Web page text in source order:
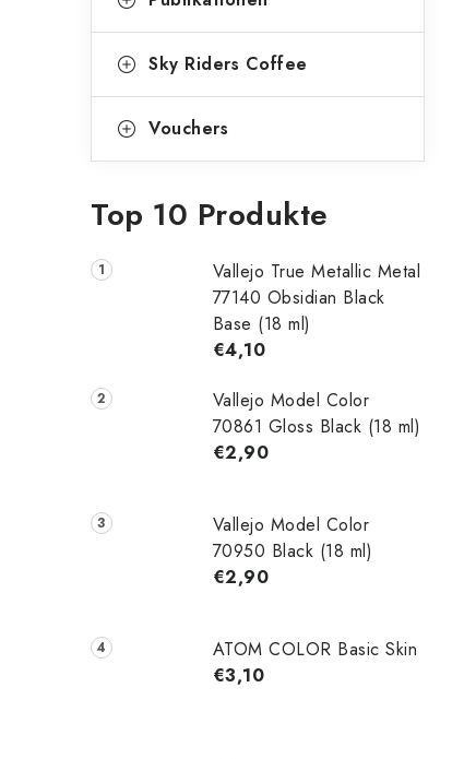
Sky Riders Coffee
Vouchers
Top 10 Produkte
Vallejo True Metallic Metal
77140 Obsidian Black
Base (18 ml)
€4,10
Vallejo Model Color
70861 Gloss Black (18 ml)
€2,90
Vallejo Model Color
70950 Black (18 ml)
€2,90
ATOM COLOR Basic Skin
€3,10